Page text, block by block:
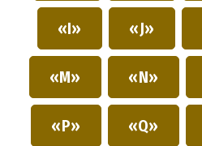
«I» «J»
«M» «N»
«P» «Q»